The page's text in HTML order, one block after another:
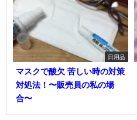
日用品
マスクで酸欠 苦しい時の対策
対処法！〜販売員の私の場
合〜